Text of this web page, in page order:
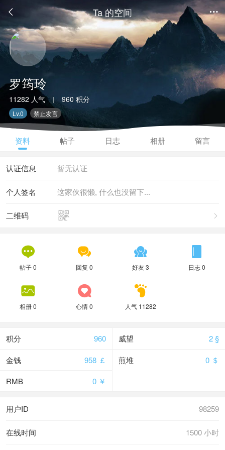
 Ta 的空间 
罗筠玲
11282 人气 | 960 积分
Lv.0 禁止发言
资料 帖子 日志 相册 留言
暂无认证
认证信息
这家伙很懒, 什么也没留下...
个人签名


二维码

帖子 0

回复 0

好友 3

日志 0

相册 0

心情 0

人气 11282
960
积分 2 §
威望
958 ￡
金钱 0 ＄
煎堆
0 ￥
RMB
98259
用户ID
1500 小时
在线时间